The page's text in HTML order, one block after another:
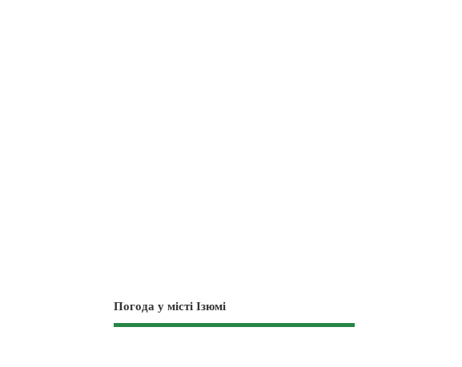
Погода у місті Ізюмі